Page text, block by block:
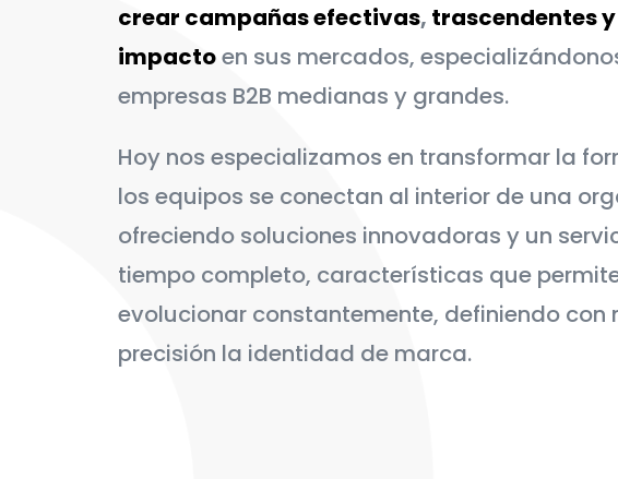
crear campañas efectivas, trascendentes y
impactoen sus mercados,
empresas B2B medianas y grandes.
Hoy nos especializamos en transformar la
los equipos se conectan al interior de una
ofreciendo soluciones innovadoras y un
tiempo completo, características que
evolucionar constantemente, definiendo con
precisión la identidad de marca.